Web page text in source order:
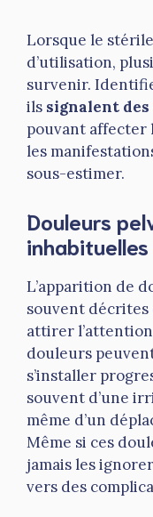
Lorsque le
d’utilisation,
survenir.
ils signalent
pouvant affecter
les
sous-estimer.
Douleurs
inhabituelles
L’apparition de
souvent décrites
attirer
douleurs
s’installer
souvent d’une
même d’un
Même si ces
jamais les
vers des